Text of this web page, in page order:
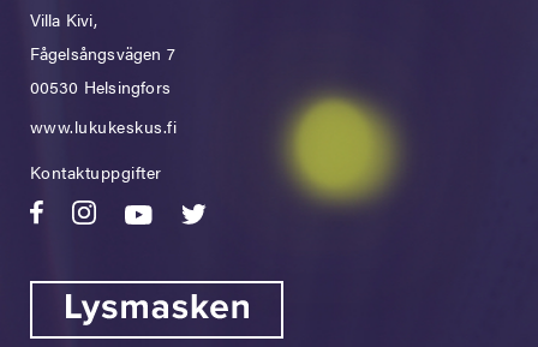
Villa Kivi,
Fågelsångsvägen 7
00530 Helsingfors
www.lukukeskus.fi
Kontaktuppgifter